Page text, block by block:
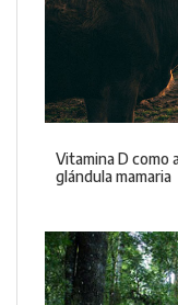
Vitamina D como
glándula mamaria